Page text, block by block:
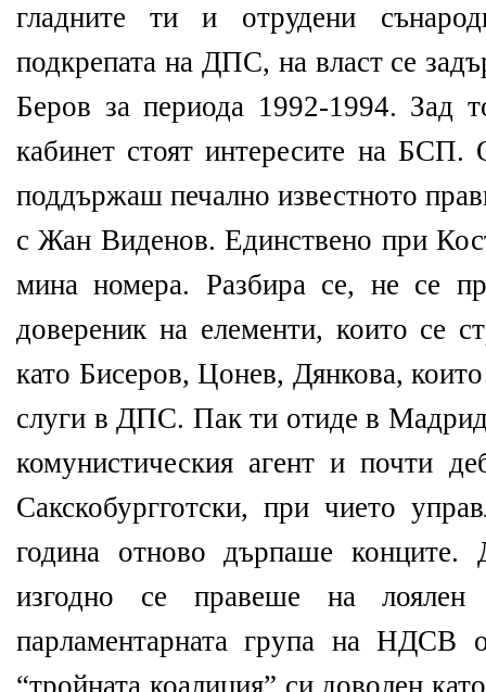
гладните ти и отрудени
подкрепата на ДПС, на власт се
Беров за периода 1992-1994. Зад
кабинет стоят интересите на
поддържаш печално известното
с Жан Виденов. Единствено при
мина номера. Разбира се, не се
довереник на елементи, които се
като Бисеров, Цонев, Дянкова, които
слуги в ДПС. Пак ти отиде в
комунистическия агент и почти
Сакскобургготски, при чието
година отново дърпаше конците.
изгодно се правеше на лоялен
парламентарната група на НДСВ
“тройната коалиция” си доволен